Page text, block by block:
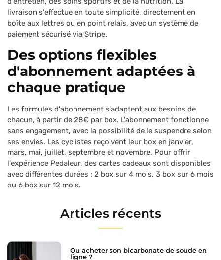
livraison s'effectue en toute simplicité, directement en
boîte aux lettres ou en point relais, avec un système de
paiement sécurisé via Stripe.
Des options flexibles
d'abonnement adaptées à
chaque pratique
Les formules d'abonnement s'adaptent aux besoins de
chacun, à partir de 28€ par box. L'abonnement fonctionne
sans engagement, avec la possibilité de le suspendre selon
ses envies. Les cyclistes reçoivent leur box en janvier,
mars, mai, juillet, septembre et novembre. Pour offrir
l'expérience Pedaleur, des cartes cadeaux sont disponibles
avec différentes durées : 2 box sur 4 mois, 3 box sur 6 mois
ou 6 box sur 12 mois.
Articles récents
Ou acheter son bicarbonate de soude en
ligne ?